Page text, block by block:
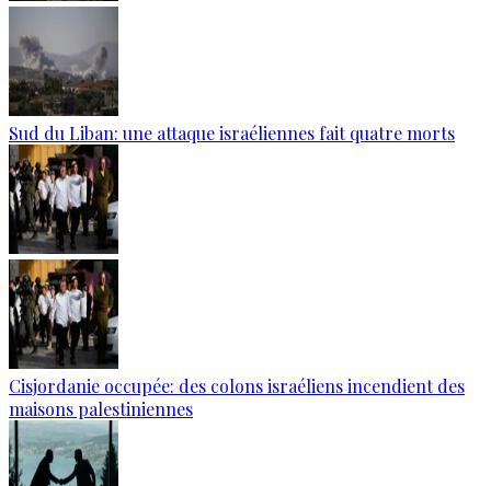
Sud du Liban: une attaque israéliennes fait quatre morts
Cisjordanie occupée: des colons israéliens incendient des
maisons palestiniennes